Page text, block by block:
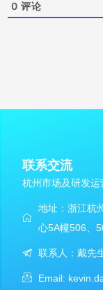
0 评论
联系交流
杭州市场及研发运
地址：浙江杭
心5A幢506、
联系人：戴先
Email: